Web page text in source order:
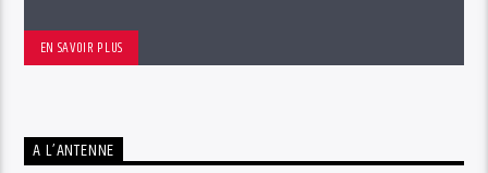
EN SAVOIR PLUS
A L’ANTENNE